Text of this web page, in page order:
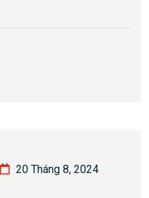
20 Tháng 8, 2024